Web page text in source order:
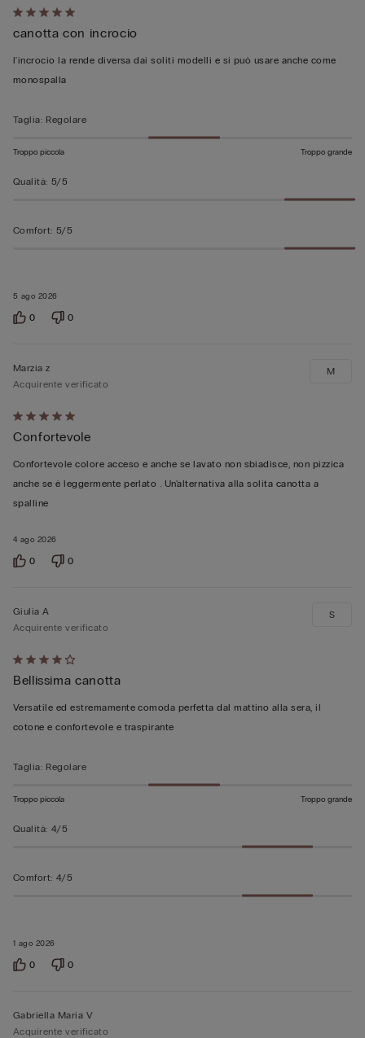
Valutato
5
su
5
5 ago 2026
canotta con incrocio
l'incrocio la rende diversa dai soliti modelli e si può usare anche come
monospalla
Taglia: Regolare
Troppo piccola Troppo grande
Qualità: 5/5
Comfort: 5/5
0 0
Valutato
5
su
5
4 ago 2026
Marzia z
Acquirente verificato
Confortevole
Confortevole colore acceso e anche se lavato non sbiadisce, non pizzica
anche se è leggermente perlato . Un'alternativa alla solita canotta a
spalline
M
0 0
Valutato
4
su
5
1 ago 2026
Giulia A
Acquirente verificato
Bellissima canotta
Versatile ed estremamente comoda perfetta dal mattino alla sera, il
cotone e confortevole e traspirante
S
Taglia: Regolare
Troppo piccola Troppo grande
Qualità: 4/5
Comfort: 4/5
0 0
Gabriella Maria V
Acquirente verificato